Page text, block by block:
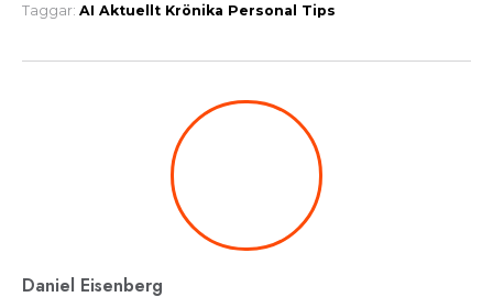
Taggar: AI Aktuellt Krönika Personal Tips
Daniel Eisenberg